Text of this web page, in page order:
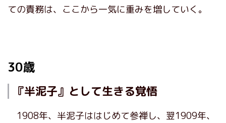
ての責務は、ここから一気に重みを増していく。
30歳
『半泥子』として生きる覚悟
1908年、半泥子ははじめて参禅し、翌1909年、